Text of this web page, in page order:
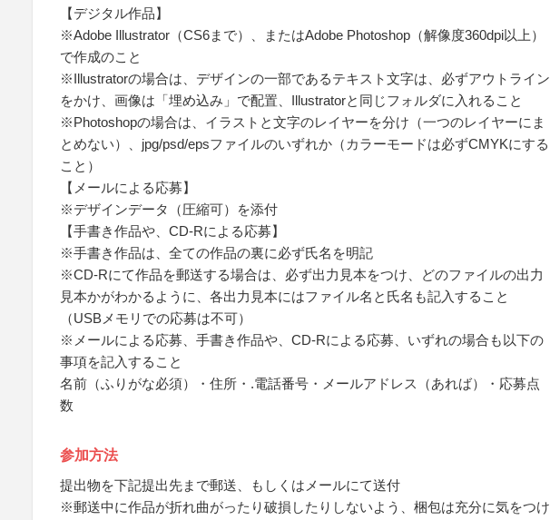
【デジタル作品】
※Adobe Illustrator（CS6まで）、またはAdobe Photoshop（解像度360dpi以上）
で作成のこと
※Illustratorの場合は、デザインの一部であるテキスト文字は、必ずアウトライン
をかけ、画像は「埋め込み」で配置、Illustratorと同じフォルダに入れること
※Photoshopの場合は、イラストと文字のレイヤーを分け（一つのレイヤーにま
とめない）、jpg/psd/epsファイルのいずれか（カラーモードは必ずCMYKにする
こと）
【メールによる応募】
※デザインデータ（圧縮可）を添付
【手書き作品や、CD-Rによる応募】
※手書き作品は、全ての作品の裏に必ず氏名を明記
※CD-Rにて作品を郵送する場合は、必ず出力見本をつけ、どのファイルの出力
見本かがわかるように、各出力見本にはファイル名と氏名も記入すること
（USBメモリでの応募は不可）
※メールによる応募、手書き作品や、CD-Rによる応募、いずれの場合も以下の
事項を記入すること
名前（ふりがな必須）・住所・.電話番号・メールアドレス（あれば）・応募点
数
参加方法
提出物を下記提出先まで郵送、もしくはメールにて送付
※郵送中に作品が折れ曲がったり破損したりしないよう、梱包は充分に気をつけ